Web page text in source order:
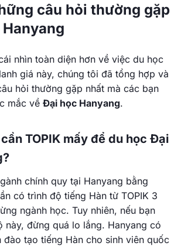
câu hỏi thường gặp
nhìn toàn diện hơn về việc du học
giá này, chúng tôi đã tổng hợp và
hỏi thường gặp nhất mà các bạn
mắc về Đại học Hanyang.
TOPIK mấy để du học Đại
chính quy tại Hanyang bằng
có trình độ tiếng Hàn từ TOPIK 3
ngành học. Tuy nhiên, nếu bạn
này, đừng quá lo lắng. Hanyang có
đào tạo tiếng Hàn cho sinh viên quốc